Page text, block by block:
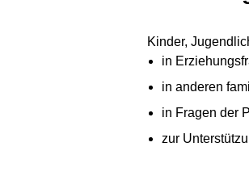
Kinder,
in
in anderen
in Fragen der
zur